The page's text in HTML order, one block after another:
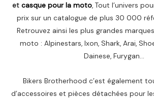
et casque pour la moto, Tout l’univers
prix sur un catalogue de plus 30 000
Retrouvez ainsi les plus grandes
moto : Alpinestars, Ixon, Shark, Arai,
Dainese, Furygan…
Bikers Brotherhood c’est également
d’accessoires et pièces détachées pour